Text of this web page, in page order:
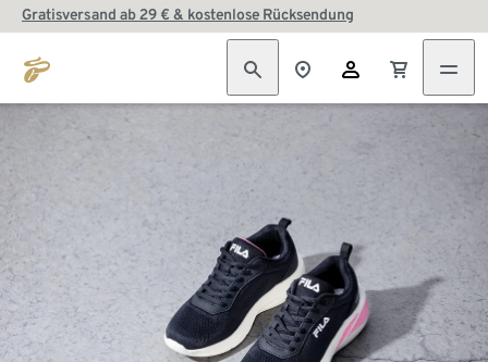
Gratisversand ab 29 € & kostenlose Rücksendung